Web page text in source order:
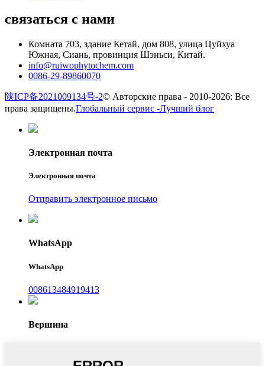
связаться с нами
Комната 703, здание Кетай, дом 808, улица Цуйхуа
Южная, Сиань, провинция Шэньси, Китай.
info@ruiwophytochem.com
0086-29-89860070
陕ICP备2021009134号-2© Авторские права - 2010-2026: Все
права защищены.Глобальный сервис -Лучший блог
Электронная почта
Электронная почта
Отправить электронное письмо
WhatsApp
WhatsApp
008613484919413
Вершина